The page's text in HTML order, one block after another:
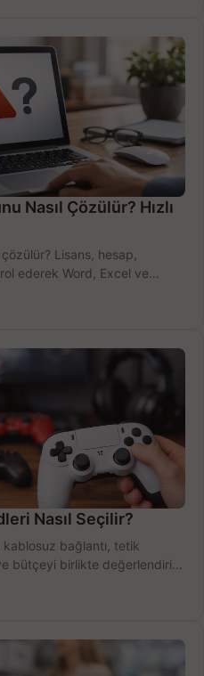
Nasıl Çözülür? Hızlı
Lisans, hesap,
ederek Word, Excel ve
Nasıl Seçilir?
bağlantı, tetik
bütçeyi birlikte değerlendirin;